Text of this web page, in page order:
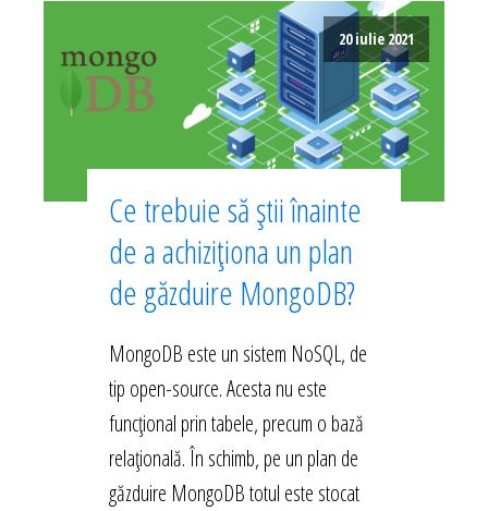
20 iulie 2021
Ce trebuie să știi înainte
de a achiziționa un plan
de găzduire MongoDB?
MongoDB este un sistem NoSQL, de
tip open-source. Acesta nu este
funcțional prin tabele, precum o bază
relațională. În schimb, pe un plan de
găzduire MongoDB totul este stocat